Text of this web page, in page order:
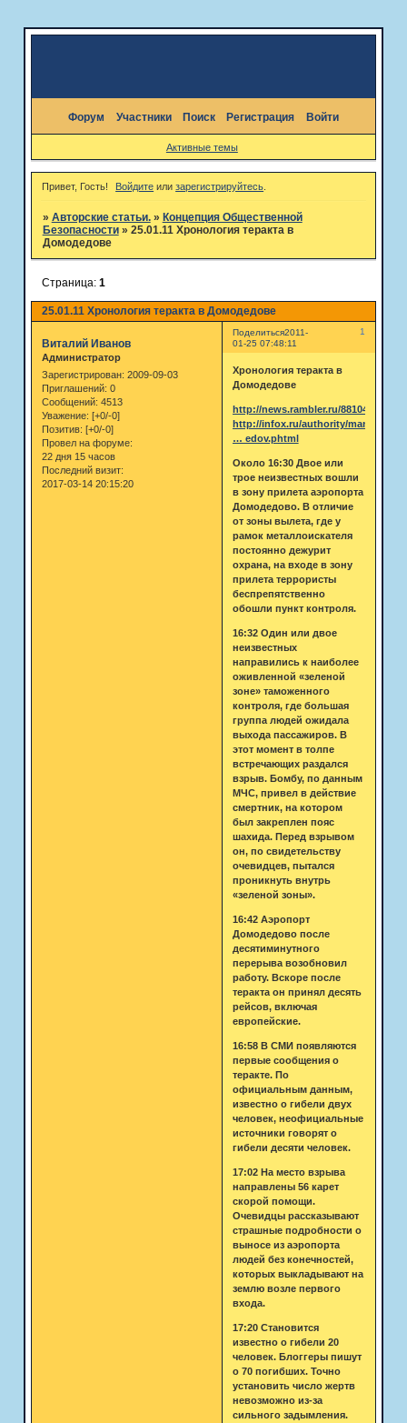
Форум Участники Поиск Регистрация Войти
Активные темы
Привет, Гость! Войдите илизарегистрируйтесь
» Авторские статьи. » Концепция Общественной
Безопасности » 25.01.11 Хронология теракта в
Домодедове
25.01.11 Хронология теракта в Домодедове
Страница: 1
Поделиться 1
2011-
01-25 07:48:11
Виталий Иванов
Администратор
Зарегистрирован: 2009-09-03
Приглашений: 0
Сообщений: 4513
Уважение: [+0/-0]
Позитив: [+0/-0]
Провел на форуме:
22 дня 15 часов
Последний визит:
2017-03-14 20:15:20
Хронология теракта в
Домодедове
http://news.rambler.ru/8810451/
http://infox.ru/authority/mans/2011/
… edov.phtml
Около 16:30 Двое или
трое неизвестных вошли
в зону прилета аэропорта
Домодедово. В отличие
от зоны вылета, где у
рамок металлоискателя
постоянно дежурит
охрана, на входе в зону
прилета террористы
беспрепятственно
обошли пункт контроля.
16:32 Один или двое
неизвестных
направились к наиболее
оживленной «зеленой
зоне» таможенного
контроля, где большая
группа людей ожидала
выхода пассажиров. В
этот момент в толпе
встречающих раздался
взрыв. Бомбу, по данным
МЧС, привел в действие
смертник, на котором
был закреплен пояс
шахида. Перед взрывом
он, по свидетельству
очевидцев, пытался
проникнуть внутрь
«зеленой зоны».
16:42 Аэропорт
Домодедово после
десятиминутного
перерыва возобновил
работу. Вскоре после
теракта он принял десять
рейсов, включая
европейские.
16:58 В СМИ появляются
первые сообщения о
теракте. По
официальным данным,
известно о гибели двух
человек, неофициальные
источники говорят о
гибели десяти человек.
17:02 На место взрыва
направлены 56 карет
скорой помощи.
Очевидцы рассказывают
страшные подробности о
выносе из аэропорта
людей без конечностей,
которых выкладывают на
землю возле первого
входа.
17:20 Становится
известно о гибели 20
человек. Блоггеры пишут
о 70 погибших. Точно
установить число жертв
невозможно из-за
сильного задымления.